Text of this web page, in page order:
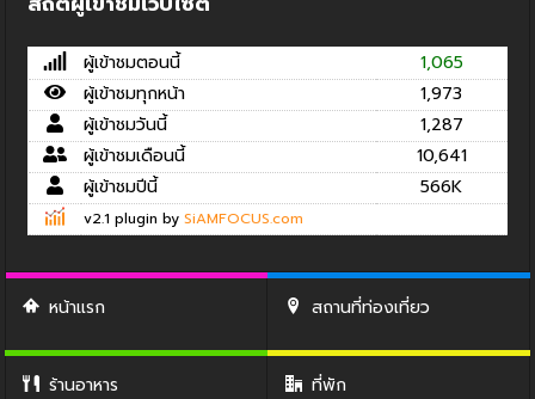
ผู้เข้าชมตอนนี้
1,065
ผู้เข้าชมทุกหน้า
1,973
ผู้เข้าชมวันนี้
1,287
ผู้เข้าชมเดือนนี้
10,641
ผู้เข้าชมปีนี้
566K
v2.1 plugin by SiAMFOCUS.com
หน้าแรก สถานที่ท่องเที่ยว
ร้านอาหาร ที่พัก